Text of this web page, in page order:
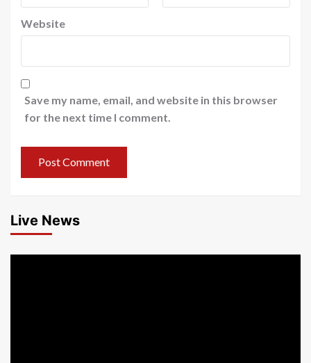
Website
Save my name, email, and website in this browser
for the next time I comment.
Live News